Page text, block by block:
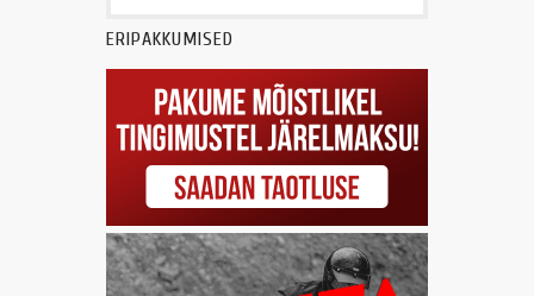
ERIPAKKUMISED